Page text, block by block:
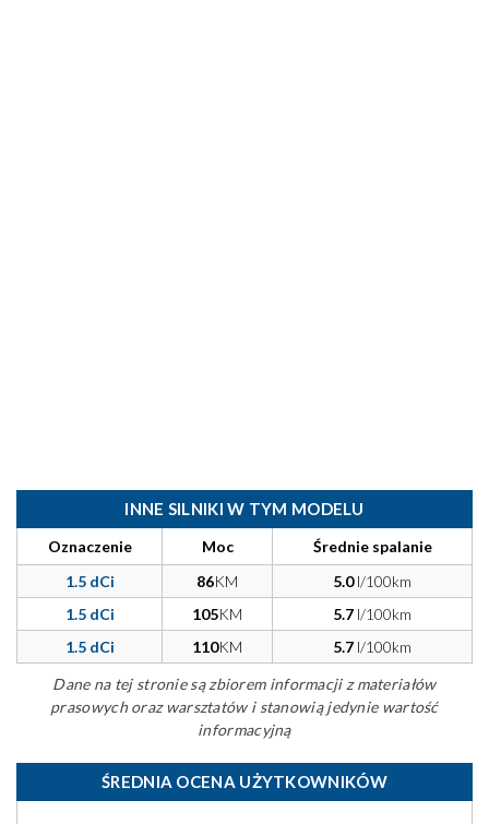
INNE SILNIKI W TYM MODELU
Oznaczenie Moc
Średnie spalanie
1.5 dCi
86KM 5.0l/100km
1.5 dCi
105KM 5.7 l/100km
1.5 dCi
110KM 5.7 l/100km
Dane na tej stronie są zbiorem informacji z materiałów
prasowych oraz warsztatów i stanowią jedynie wartość
informacyjną
ŚREDNIA OCENA UŻYTKOWNIKÓW